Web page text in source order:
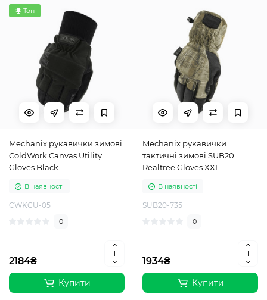
Топ
Mechanix рукавички зимові
ColdWork Canvas Utility
Gloves Black
В наявності
CWKCU-05
0
2184₴
Купити
Mechanix рукавички
тактичні зимові SUB20
Realtree Gloves XXL
В наявності
SUB20-735
0
1934₴
Купити